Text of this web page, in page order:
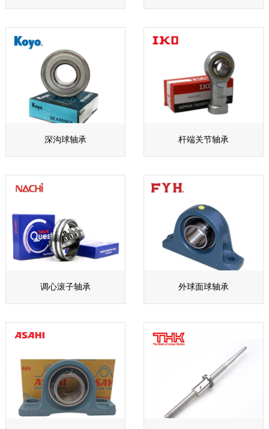
深沟球轴承 杆端关节轴承
调心滚子轴承 外球面球轴承